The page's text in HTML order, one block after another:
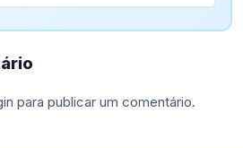
para publicar um comentário.